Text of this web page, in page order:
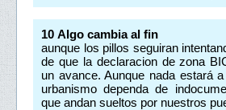
10 Algo cambia al fin
aunque los pillos seguiran
de que la declaracion de zona
un avance. Aunque nada estará
urbanismo dependa de
que andan sueltos por nuestros